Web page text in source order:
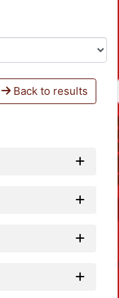
Back to results